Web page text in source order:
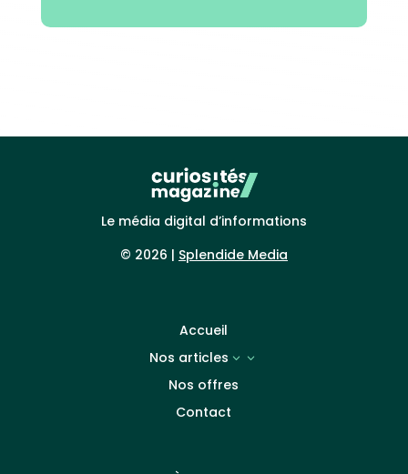
Le média digital d’informations
© 2026 | Splendide Media
Accueil
Nos articles
3
Nos offres
Contact